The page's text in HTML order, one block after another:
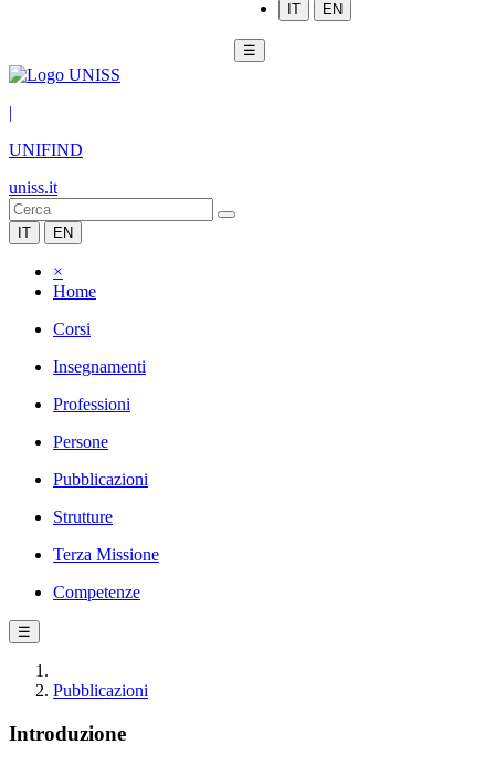
IT EN
☰
|
UNIFIND
uniss.it
IT EN
×
Home
Corsi
Insegnamenti
Professioni
Persone
Pubblicazioni
Strutture
Terza Missione
Competenze
☰
Pubblicazioni
Introduzione